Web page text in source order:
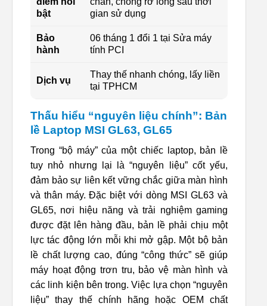
bật
gian sử dụng
Bảo
hành
06 tháng 1 đổi 1 tại Sửa máy
tính PCI
Dịch vụ
Thay thế nhanh chóng, lấy liền
tại TPHCM
Thấu hiểu “nguyên liệu chính”: Bản
lề Laptop MSI GL63, GL65
Trong “bộ máy” của một chiếc laptop, bản lề
tuy nhỏ nhưng lại là “nguyên liệu” cốt yếu,
đảm bảo sự liên kết vững chắc giữa màn hình
và thân máy. Đặc biệt với dòng MSI GL63 và
GL65, nơi hiệu năng và trải nghiệm gaming
được đặt lên hàng đầu, bản lề phải chịu một
lực tác động lớn mỗi khi mở gập. Một bộ bản
lề chất lượng cao, đúng “công thức” sẽ giúp
máy hoạt động trơn tru, bảo vệ màn hình và
các linh kiện bên trong. Việc lựa chọn “nguyên
liệu” thay thế chính hãng hoặc OEM chất